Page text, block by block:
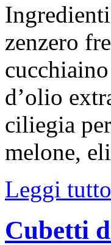
zenzero
d’olio
ciliegia
melone,
Leggi tutto
Cubetti